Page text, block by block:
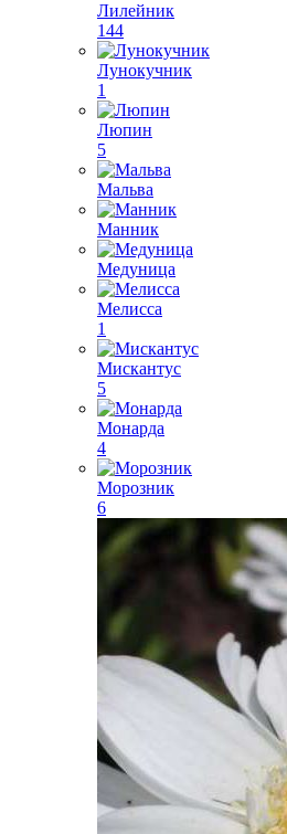
Лилейник
144
Лунокучник
1
Люпин
5
Мальва
Манник
Медуница
Мелисса
1
Мискантус
5
Монарда
4
Морозник
6